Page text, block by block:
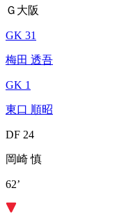
Ｇ大阪
GK 31
梅田 透吾
GK 1
東口 順昭
DF 24
岡崎 慎
62’